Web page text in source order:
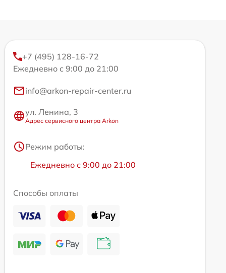
+7 (495) 128-16-72
Ежедневно с 9:00 до 21:00
info@arkon-repair-center.ru
ул. Ленина, 3
Адрес сервисного центра Arkon
Режим работы:
Ежедневно с 9:00 до 21:00
Способы оплаты